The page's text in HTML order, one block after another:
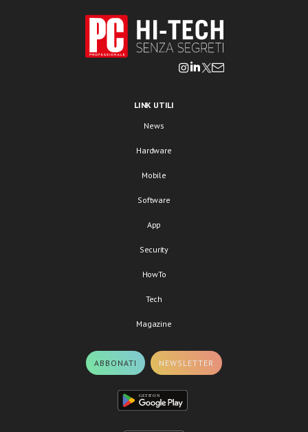
LINK UTILI
News
Hardware
Mobile
Software
App
Security
HowTo
Tech
Magazine
ABBONATI NEWSLETTER